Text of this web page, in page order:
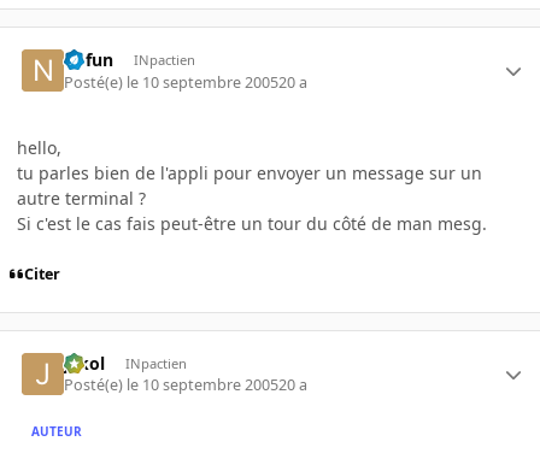
nofun INpactien
Posté(e) le 10 septembre 200520 a
hello,
tu parles bien de l'appli pour envoyer un message sur un
autre terminal ?
Si c'est le cas fais peut-être un tour du côté de man mesg.
Citer
jakol INpactien
Posté(e) le 10 septembre 200520 a
AUTEUR